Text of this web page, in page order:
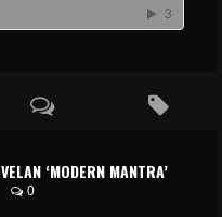
‘MODERN MANTRA’
0